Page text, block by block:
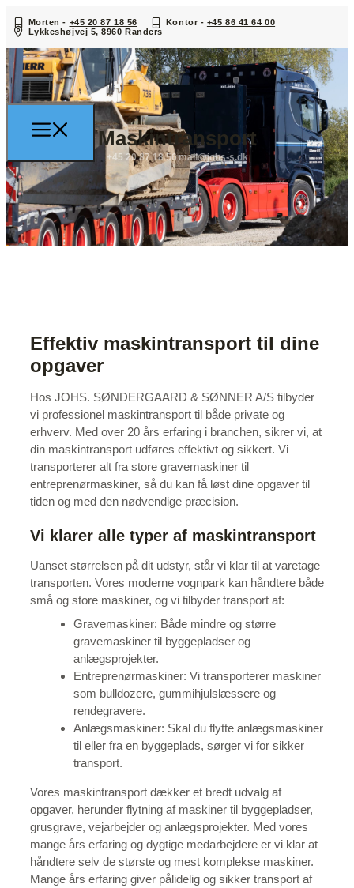
Morten - +45 20 87 18 56 Kontor - +45 86 41 64 00
Lykkeshøjvej 5, 8960 Randers
Maskintransport
+45 20 87 18 56mail@johs-s.dk
Effektiv maskintransport til dine
opgaver
Hos JOHS. SØNDERGAARD & SØNNER A/S tilbyder
vi professionel maskintransport til både private og
erhverv. Med over 20 års erfaring i branchen, sikrer vi, at
din maskintransport udføres effektivt og sikkert. Vi
transporterer alt fra store gravemaskiner til
entreprenørmaskiner, så du kan få løst dine opgaver til
tiden og med den nødvendige præcision.
Vi klarer alle typer af maskintransport
Uanset størrelsen på dit udstyr, står vi klar til at varetage
transporten. Vores moderne vognpark kan håndtere både
små og store maskiner, og vi tilbyder transport af:
Gravemaskiner: Både mindre og større
gravemaskiner til byggepladser og
anlægsprojekter.
Entreprenørmaskiner: Vi transporterer maskiner
som bulldozere, gummihjulslæssere og
rendegravere.
Anlægsmaskiner: Skal du flytte anlægsmaskiner
til eller fra en byggeplads, sørger vi for sikker
transport.
Vores maskintransport dækker et bredt udvalg af
opgaver, herunder flytning af maskiner til byggepladser,
grusgrave, vejarbejder og anlægsprojekter. Med vores
mange års erfaring og dygtige medarbejdere er vi klar at
håndtere selv de største og mest komplekse maskiner.
Mange års erfaring giver pålidelig og sikker transport af